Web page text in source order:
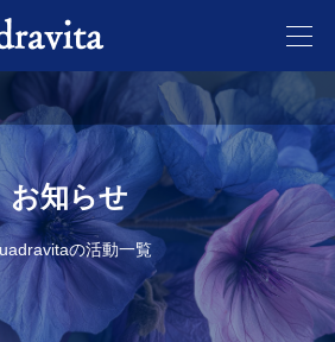
お知らせ
の活動一覧